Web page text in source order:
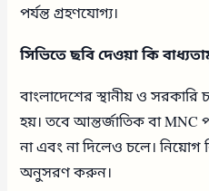
পর্যন্ত গ্রহণযোগ্য।
সিভিতে ছবি দেওয়া কি
বাংলাদেশের স্থানীয় ও
হয়। তবে আন্তর্জাতিক বা
না এবং না দিলেও চলে। নিয়োগ
অনুসরণ করুন।